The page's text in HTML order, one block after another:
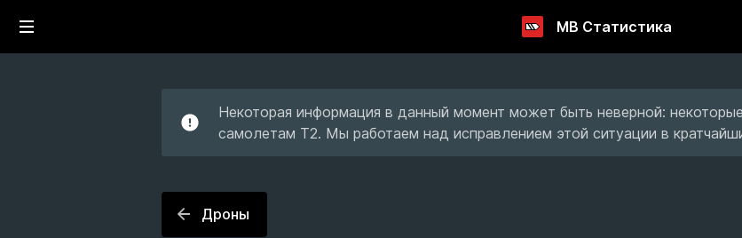
МВ Статистика
Некоторая информация в данный момент может быть неверной:
самолетам T2. Мы работаем над исправлением этой ситуации в
Дроны